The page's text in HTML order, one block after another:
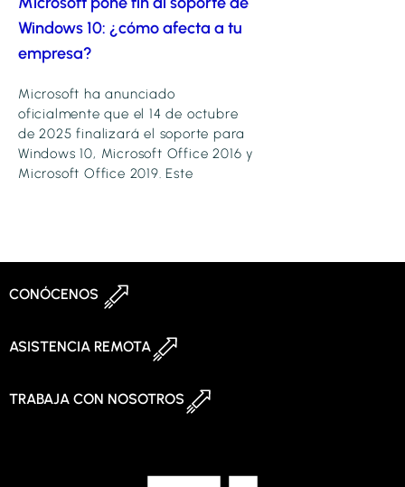
Windows 10: ¿cómo afecta a tu
empresa?
Microsoft ha anunciado
oficialmente que el 14 de octubre
de 2025 finalizará el soporte para
Windows 10, Microsoft Office 2016 y
Microsoft Office 2019. Este
CONÓCENOS
ASISTENCIA REMOTA
TRABAJA CON NOSOTROS